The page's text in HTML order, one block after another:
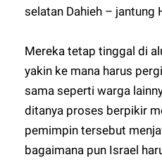
selatan Dahieh – jantung
Mereka tetap tinggal di
yakin ke mana harus
sama seperti warga
ditanya proses berpikir
pemimpin tersebut
bagaimana pun Israel